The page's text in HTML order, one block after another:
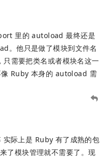
里的 autoload 最终还是
。他只是做了模块到文件名
需要把类名或者模块名这一
Ruby 本身的 autoload 需
际上是 Ruby 有了成熟的包
了模块管理就不需要了。现